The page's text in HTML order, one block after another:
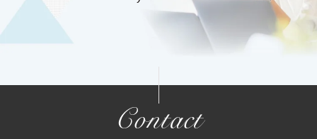
Contact